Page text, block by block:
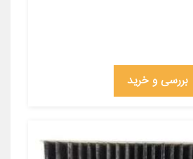
بررسی و خرید